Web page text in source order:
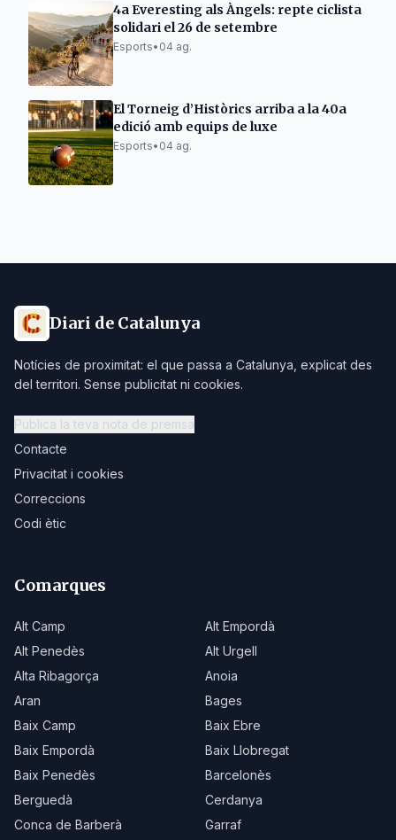
4a Everesting als Àngels: repte ciclista
solidari el 26 de setembre
Esports• 04 ag.
El Torneig d’Històrics arriba a la 40a
edició amb equips de luxe
Esports• 04 ag.
Diari de Catalunya
Notícies de proximitat: el que passa a Catalunya, explicat des
del territori. Sense publicitat ni cookies.
Publica la teva nota de premsa
Contacte
Privacitat i cookies
Correccions
Codi ètic
Comarques
Alt Camp
Alt Empordà
Alt Penedès
Alt Urgell
Alta Ribagorça
Anoia
Aran
Bages
Baix Camp
Baix Ebre
Baix Empordà
Baix Llobregat
Baix Penedès
Barcelonès
Berguedà
Cerdanya
Conca de Barberà
Garraf